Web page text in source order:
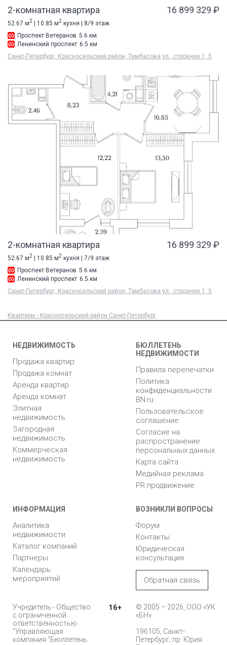
2-комнатная квартира 16 899 329 ₽
52.67 м2 | 10.85 м2 кухня | 8/9 этаж
Проспект Ветеранов 5.6 км
Ленинский проспект 6.5 км
Санкт-Петербург, Красносельский район, Тамбасова ул., строение 1, 5
2-комнатная квартира 16 899 329 ₽
52.67 м2 | 10.85 м2 кухня | 7/9 этаж
Проспект Ветеранов 5.6 км
Ленинский проспект 6.5 км
Санкт-Петербург, Красносельский район, Тамбасова ул., строение 1, 5
Квартиры - Красносельский район Санкт-Петербург
НЕДВИЖИМОСТЬ
Продажа квартир
Продажа комнат
Аренда квартир
Аренда комнат
Элитная
недвижимость
Загородная
недвижимость
Коммерческая
недвижимость
БЮЛЛЕТЕНЬ
НЕДВИЖИМОСТИ
Правила перепечатки
Политика
конфиденциальности
BN.ru
Пользовательское
соглашение
Согласие на
распространение
персональных данных
Карта сайта
Медийная реклама
PR продвижение
ИНФОРМАЦИЯ
Аналитика
недвижимости
Каталог компаний
Партнеры
Календарь
мероприятий
ВОЗНИКЛИ ВОПРОСЫ
Форум
Контакты
Юридическая
консультация
Обратная связь
Учредитель - Общество
с ограниченной
ответственностью
"Управляющая
компания "Бюллетень
16+
© 2005 – 2026, ООО «УК
«БН»
196105, Санкт-
Петербург, пр. Юрия